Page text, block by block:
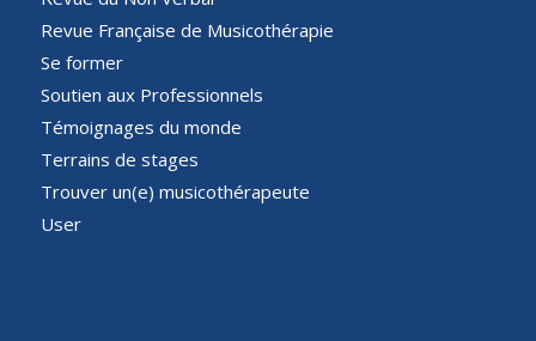
Revue Française de Musicothérapie
Se former
Soutien aux Professionnels
Témoignages du monde
Terrains de stages
Trouver un(e) musicothérapeute
User